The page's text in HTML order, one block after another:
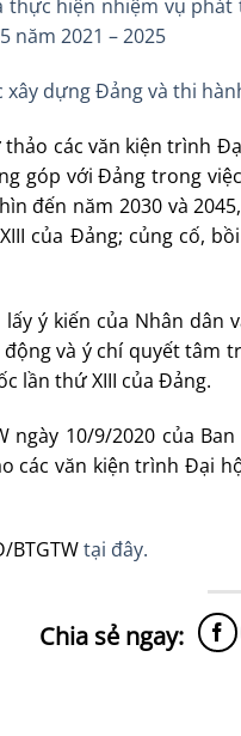
hiện nhiệm vụ
năm 2021 – 2025
dựng Đảng và thi
thảo các văn kiện trình
góp với Đảng trong
đến năm 2030 và
của Đảng; củng cố,
ý kiến của Nhân
và ý chí quyết
lần thứ XIII của Đảng.
ngày 10/9/2020 của
các văn kiện trình Đại
BTGTWtại đây.